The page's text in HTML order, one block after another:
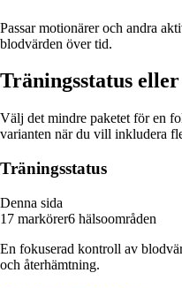
Passar motionärer och andra
blodvärden över tid.
Träningsstatus
Välj det mindre paketet för en
varianten när du vill inkludera
Träningsstatus
Denna sida
17 markörer6 hälsoområden
En fokuserad kontroll av
och återhämtning.